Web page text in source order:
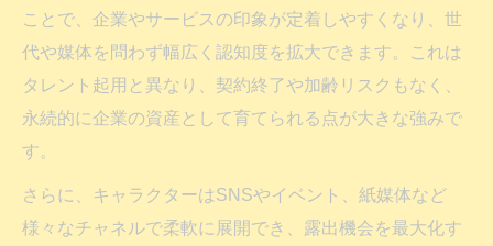
愛されるキャラクターの特徴を制作に反映
させる方法
制作依頼で重視すべきキャラクター分析コ
ツ
キャラクター制作の価値と分析活用の重要
性
ことで、企業やサービスの印象が定着しやすくなり、世
代や媒体を問わず幅広く認知度を拡大できます。これは
タレント起用と異なり、契約終了や加齢リスクもなく、
永続的に企業の資産として育てられる点が大きな強みで
す。
さらに、キャラクターはSNSやイベント、紙媒体など
様々なチャネルで柔軟に展開でき、露出機会を最大化す